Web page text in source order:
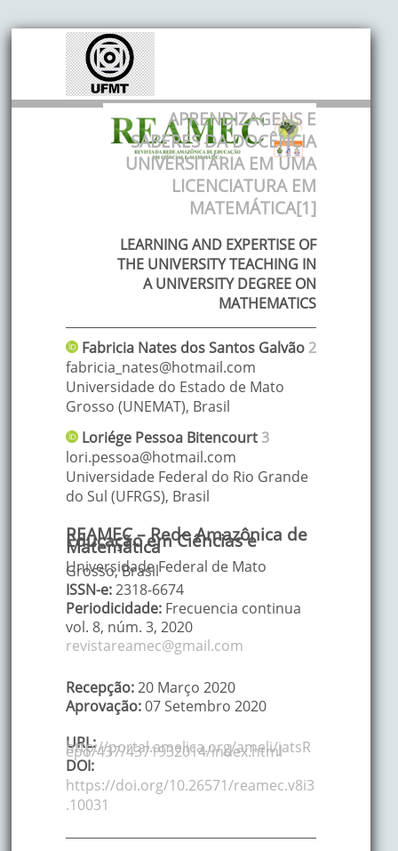
APRENDIZAGENS E
SABERES DA DOCÊNCIA
UNIVERSITÁRIA EM UMA
LICENCIATURA EM
MATEMÁTICA[1]
LEARNING AND EXPERTISE OF
THE UNIVERSITY TEACHING IN
A UNIVERSITY DEGREE ON
MATHEMATICS
Fabricia Nates dos Santos Galvão 2
fabricia_nates@hotmail.com
Universidade do Estado de Mato
Grosso (UNEMAT), Brasil
Loriége Pessoa Bitencourt 3
lori.pessoa@hotmail.com
Universidade Federal do Rio Grande
do Sul (UFRGS), Brasil
REAMEC – Rede Amazônica de
Educação em Ciências e
Matemática
Universidade Federal de Mato
Grosso, Brasil
ISSN-e:2318-6674
Periodicidade: Frecuencia continua
vol. 8, núm. 3, 2020
revistareamec@gmail.com
Recepção:20 Março 2020
Aprovação:07 Setembro 2020
URL:
http://portal.amelica.org/ameli/jatsR
epo/437/4371932014/index.html
DOI:
https://doi.org/10.26571/reamec.v8i3
.10031